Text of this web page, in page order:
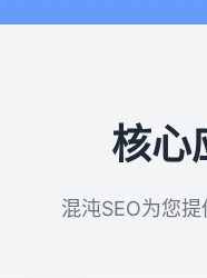
核心
混沌SEO为您